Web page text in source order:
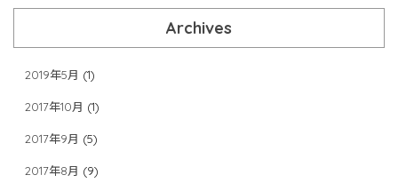
Archives
2019年5月 (1)
2017年10月 (1)
2017年9月 (5)
2017年8月 (9)